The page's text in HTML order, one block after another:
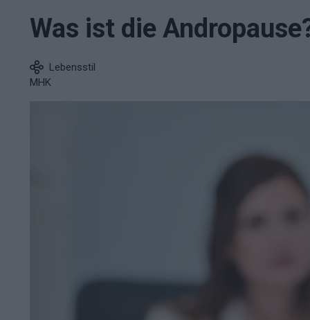
Was ist die
Lebensstil
MHK